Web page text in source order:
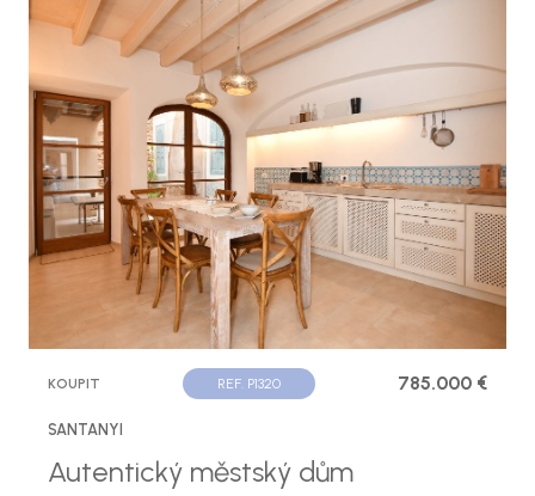
KOUPIT REF. P1320 785.000 €
SANTANYI
Autentický městský dům